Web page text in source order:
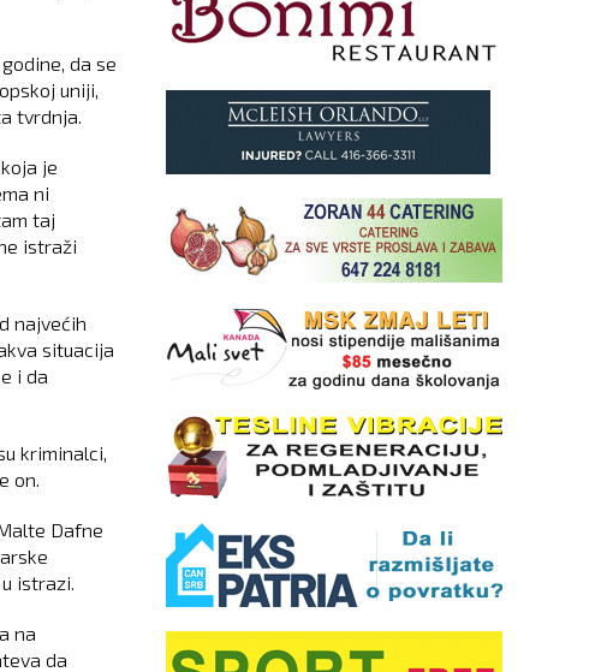
da se
uniji,
tvrdnja.
je
ni
taj
istraži
najvećih
situacija
i da
kriminalci,
on.
Dafne
istrazi.
na
da